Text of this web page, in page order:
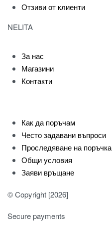
Отзиви от клиенти
NELITA
За нас
Магазини
Контакти
Как да поръчам
Често задавани въпроси
Проследяване на поръчка
Общи условия
Заяви връщане
© Copyright [2026]
Secure payments